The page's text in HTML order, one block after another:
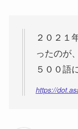
２０２１
ったのが
５００語
https://